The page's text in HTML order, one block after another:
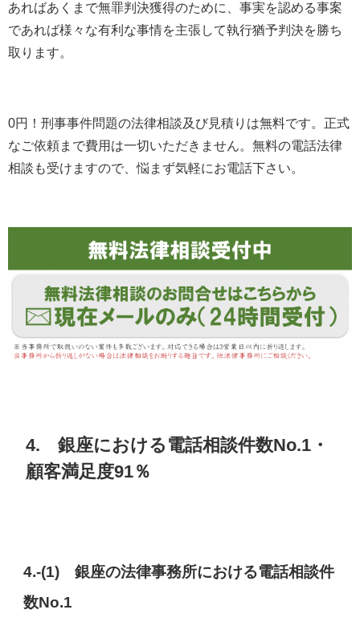
あればあくまで無罪判決獲得のために、事実を認める事案
であれば様々な有利な事情を主張して執行猶予判決を勝ち
取ります。
0円！刑事事件問題の法律相談及び見積りは無料です。正式
なご依頼まで費用は一切いただきません。無料の電話法律
相談も受けますので、悩まず気軽にお電話下さい。
4. 銀座における電話相談件数No.1・
顧客満足度91％
4.-(1) 銀座の法律事務所における電話相談件
数No.1